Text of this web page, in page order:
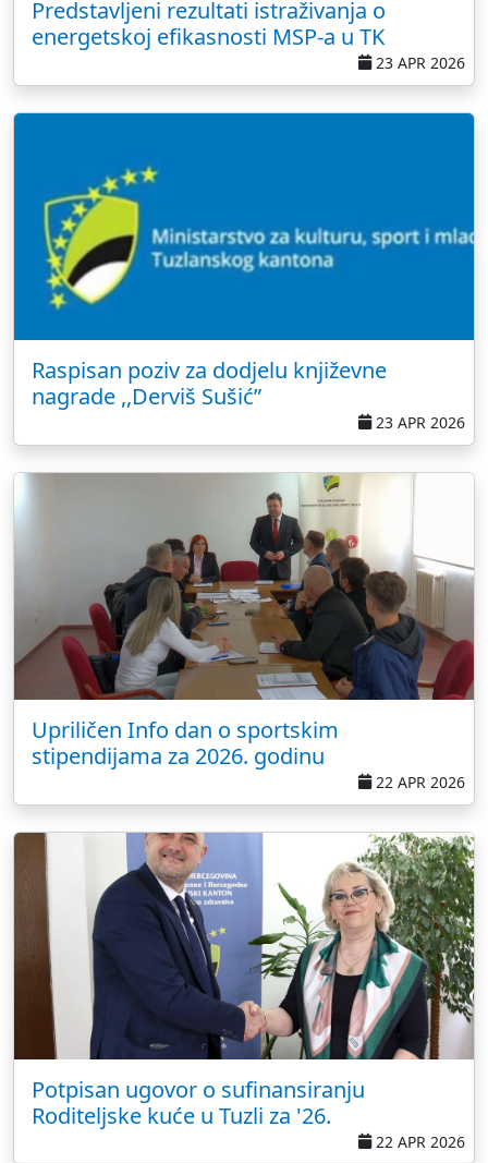
Predstavljeni rezultati istraživanja o
energetskoj efikasnosti MSP-a u TK
23 APR 2026
Raspisan poziv za dodjelu književne
nagrade ,,Derviš Sušić”
23 APR 2026
Upriličen Info dan o sportskim
stipendijama za 2026. godinu
22 APR 2026
Potpisan ugovor o sufinansiranju
Roditeljske kuće u Tuzli za '26.
22 APR 2026